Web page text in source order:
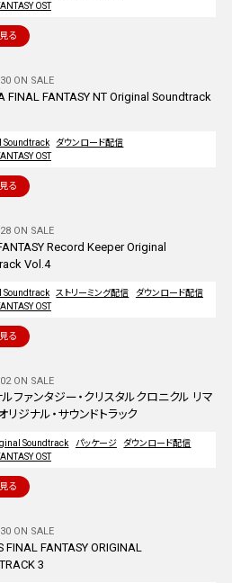
OST
る
ON SALE
FINAL FANTASY NT Original Soundtrack
Soundtrack
ダウンロード配信
OST
る
ON SALE
Record Keeper Original
Vol.4
Soundtrack ストリーミング配信
ダウンロード配信
OST
る
ON SALE
ルファンタジー・クリスタルクロニクル リマ
リジナル・サウンドトラック
Soundtrack パッケージ
ダウンロード配信
OST
る
ON SALE
FINAL FANTASY ORIGINAL
3